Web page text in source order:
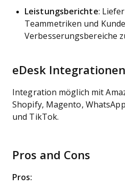
Leistungsberichte:
Teammetriken und
Verbesserungsbereiche
eDesk Integrationen
Integration möglich mit
Shopify, Magento,
und TikTok.
Pros and Cons
Pros: